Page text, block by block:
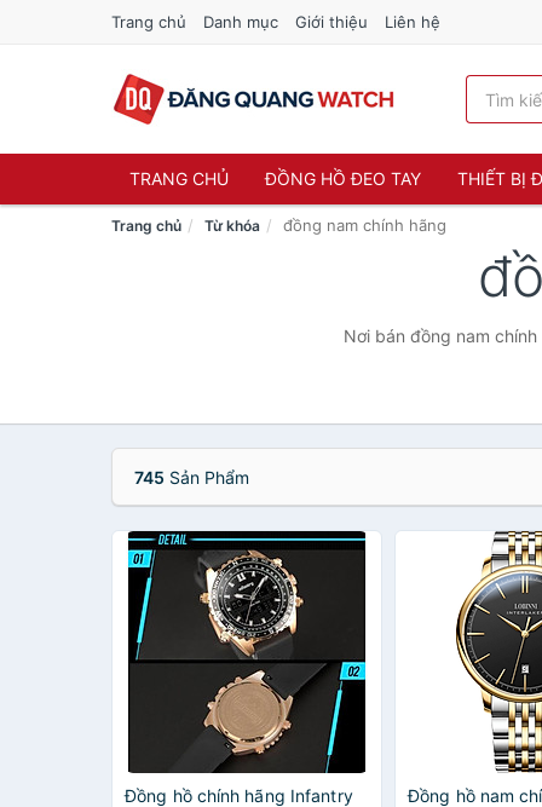
Trang chủ Danh mục Giới thiệu Liên hệ
TRANG CHỦ ĐỒNG HỒ ĐEO TAY THIẾT BỊ
Trang chủ Từ khóa đồng nam chính hãng
Nơi bán đồng nam
745 Sản Phẩm
Đồng hồ chính hãng Infantry
Đồng hồ nam